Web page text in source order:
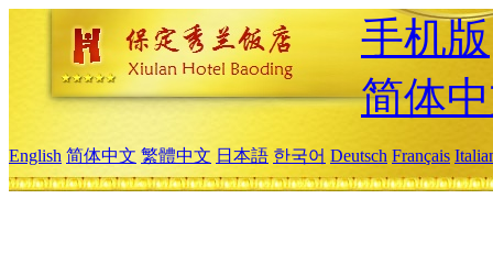
手机版
简体
English 简体中文 繁體中文 日本語 한국어 Deutsch Français